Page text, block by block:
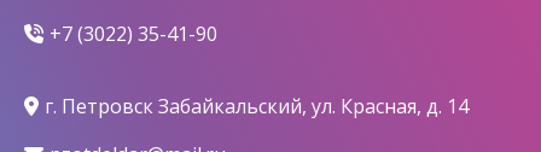
+7 (3022) 35-41-90
г. Петровск Забайкальский, ул. Красная, д. 14